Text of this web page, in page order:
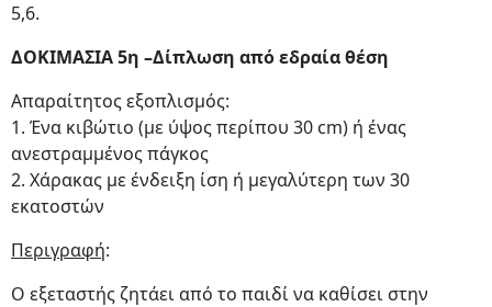
5,6.
ΔΟΚΙΜΑΣΙΑ 5η –Δίπλωση από εδραία θέση
Απαραίτητος εξοπλισμός:
1. Ένα κιβώτιο (με ύψος περίπου 30 cm) ή ένας
ανεστραμμένος πάγκος
2. Χάρακας με ένδειξη ίση ή μεγαλύτερη των 30
εκατοστών
Περιγραφή:
Ο εξεταστής ζητάει από το παιδί να καθίσει στην